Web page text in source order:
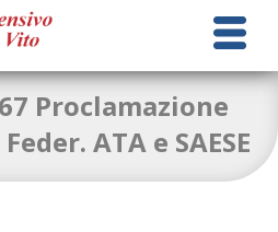
Proclamazione
ATA e SAESE